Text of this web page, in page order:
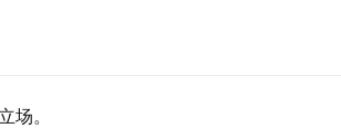
场。